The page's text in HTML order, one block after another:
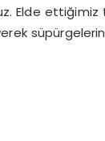
Elde ettiğimiz